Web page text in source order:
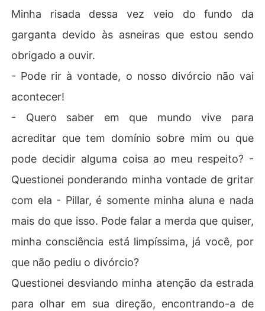
Minha risada dessa vez veio do fundo da
garganta devido às asneiras que estou sendo
obrigado a ouvir.
- Pode rir à vontade, o nosso divórcio não vai
acontecer!
- Quero saber em que mundo vive para
acreditar que tem domínio sobre mim ou que
pode decidir alguma coisa ao meu respeito? -
Questionei ponderando minha vontade de gritar
com ela - Pillar, é somente minha aluna e nada
mais do que isso. Pode falar a merda que quiser,
minha consciência está limpíssima, já você, por
que não pediu o divórcio?
Questionei desviando minha atenção da estrada
para olhar em sua direção, encontrando-a de